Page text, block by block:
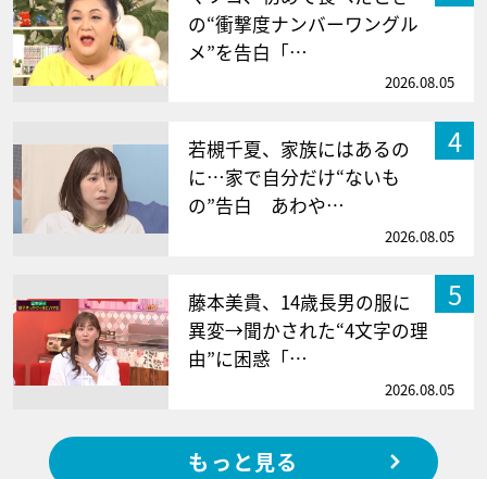
の“衝撃度ナンバーワングル
メ”を告白「…
2026.08.05
4
若槻千夏、家族にはあるの
に…家で自分だけ“ないも
の”告白 あわや…
2026.08.05
5
藤本美貴、14歳長男の服に
異変→聞かされた“4文字の理
由”に困惑「…
2026.08.05
もっと見る